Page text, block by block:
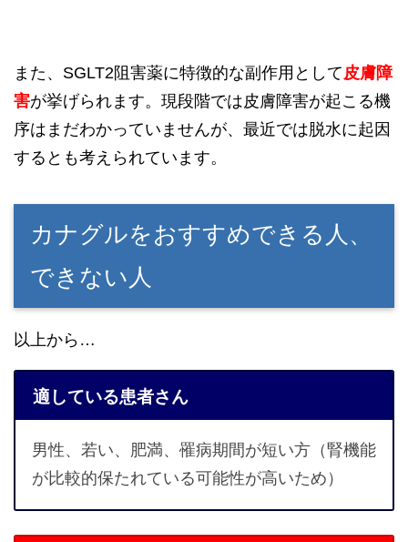
また、SGLT2阻害薬に特徴的な副作用として 皮膚障
害が挙げられます。現段階では皮膚障害が起こる機
序はまだわかっていませんが、最近では脱水に起因
するとも考えられています。
カナグルをおすすめできる人、
できない人
以上から…
適している患者さん
男性、若い、肥満、罹病期間が短い方（腎機能
が比較的保たれている可能性が高いため）